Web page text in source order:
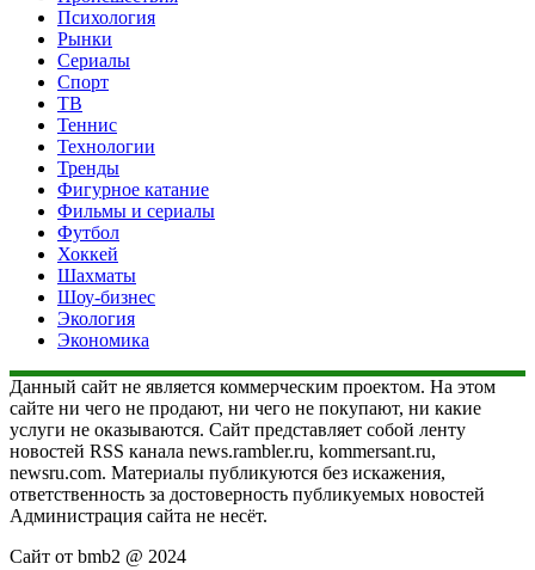
Психология
Рынки
Сериалы
Спорт
ТВ
Теннис
Технологии
Тренды
Фигурное катание
Фильмы и сериалы
Футбол
Хоккей
Шахматы
Шоу-бизнес
Экология
Экономика
Данный сайт не является коммерческим проектом. На этом
сайте ни чего не продают, ни чего не покупают, ни какие
услуги не оказываются. Сайт представляет собой ленту
новостей RSS канала news.rambler.ru, kommersant.ru,
newsru.com. Материалы публикуются без искажения,
ответственность за достоверность публикуемых новостей
Администрация сайта не несёт.
Сайт от bmb2 @ 2024